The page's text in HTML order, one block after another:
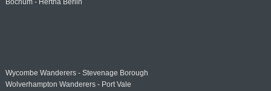
Bochum - Hertha Berlin
Wycombe Wanderers - Stevenage Borough
Wolverhampton Wanderers - Port Vale